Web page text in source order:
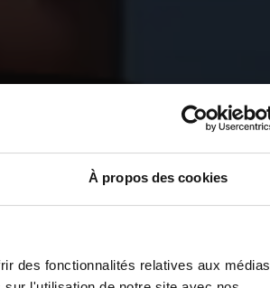
À propos des cookies
des fonctionnalités relatives aux médias